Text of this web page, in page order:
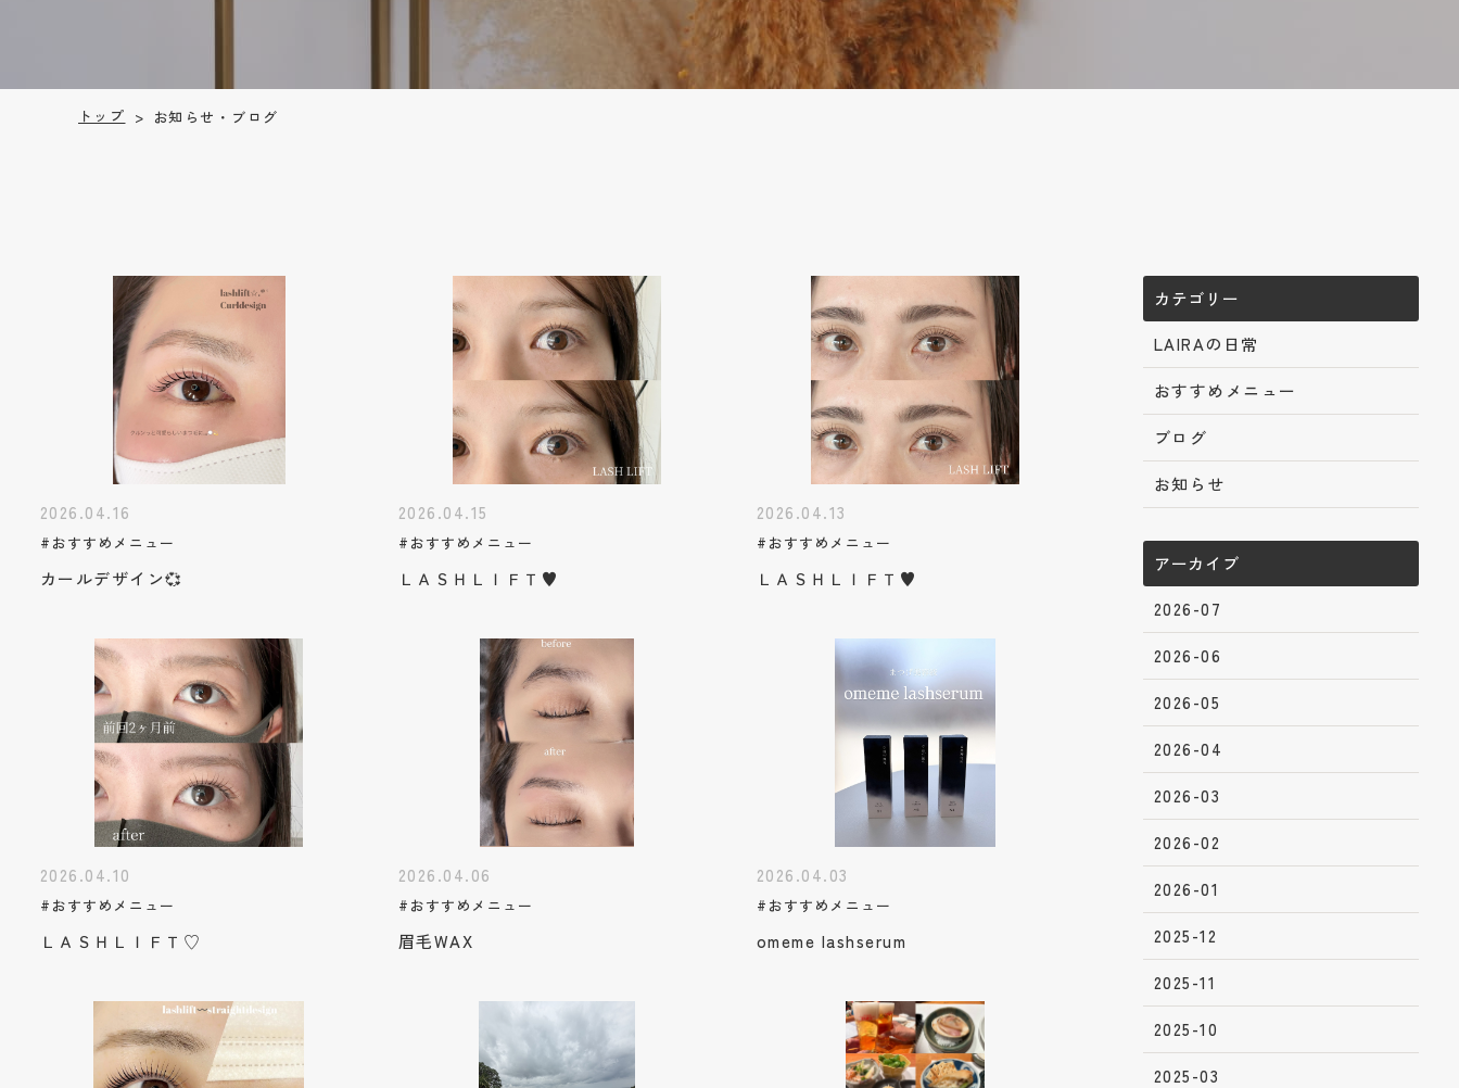
トップ > お知らせ・ブログ
2026.04.16
#おすすめメニュー
カールデザイン💞
2026.04.15
#おすすめメニュー
ＬＡＳＨＬＩＦＴ♥
2026.04.13
#おすすめメニュー
ＬＡＳＨＬＩＦＴ♥
2026.04.10
#おすすめメニュー
ＬＡＳＨＬＩＦＴ♡
2026.04.06
#おすすめメニュー
眉毛WAX
2026.04.03
#おすすめメニュー
omeme lashserum
カテゴリー
LAIRAの日常
おすすめメニュー
ブログ
お知らせ
アーカイブ
2026-07
2026-06
2026-05
2026-04
2026-03
2026-02
2026-01
2025-12
2025-11
2025-10
2025-03